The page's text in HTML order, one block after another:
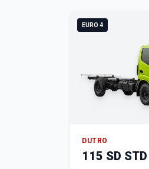
EURO 4
DUTRO
115 SD STD